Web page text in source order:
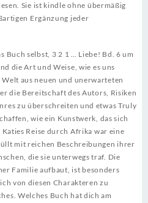
Sie ist kindle ohne übermäßig
Ergänzung jeder
Buch selbst, 3 2 1 … Liebe! Bd. 6 um
die Art und Weise, wie es uns
aus neuen und unerwarteten
die Bereitschaft des Autors, Risiken
zu überschreiten und etwas Truly
wie ein Kunstwerk, das sich
Reise durch Afrika war eine
mit reichen Beschreibungen ihrer
die sie unterwegs traf. Die
Familie aufbaut, ist besonders
von diesen Charakteren zu
Welches Buch hat dich am